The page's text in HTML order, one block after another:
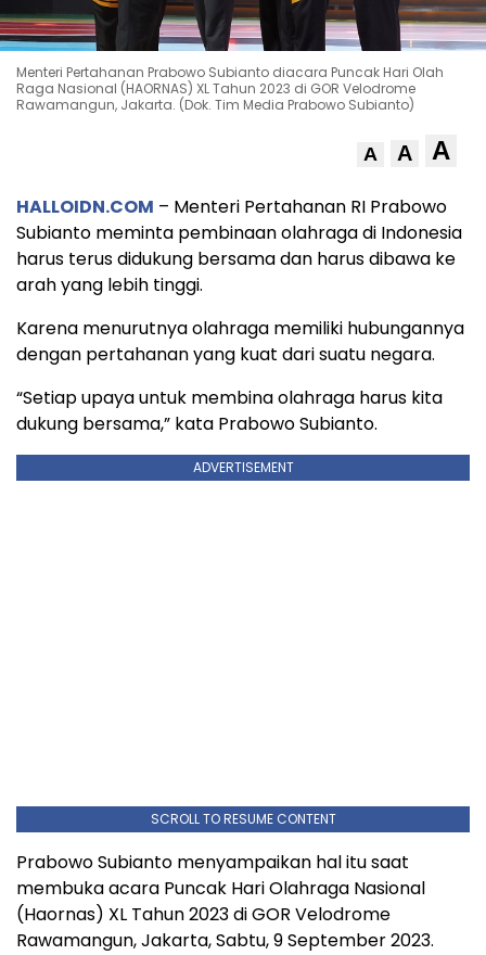
Menteri Pertahanan Prabowo Subianto diacara Puncak Hari Olah
Raga Nasional (HAORNAS) XL Tahun 2023 di GOR Velodrome
Rawamangun, Jakarta. (Dok. Tim Media Prabowo Subianto)
A A A
HALLOIDN.COM – Menteri Pertahanan RI Prabowo
Subianto meminta pembinaan olahraga di Indonesia
harus terus didukung bersama dan harus dibawa ke
arah yang lebih tinggi.
Karena menurutnya olahraga memiliki hubungannya
dengan pertahanan yang kuat dari suatu negara.
“Setiap upaya untuk membina olahraga harus kita
dukung bersama,” kata Prabowo Subianto.
ADVERTISEMENT
SCROLL TO RESUME CONTENT
Prabowo Subianto menyampaikan hal itu saat
membuka acara Puncak Hari Olahraga Nasional
(Haornas) XL Tahun 2023 di GOR Velodrome
Rawamangun, Jakarta, Sabtu, 9 September 2023.